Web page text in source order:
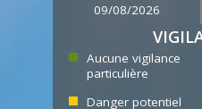
09/08/2026
Aucune vigilance
particulière
Danger potentiel